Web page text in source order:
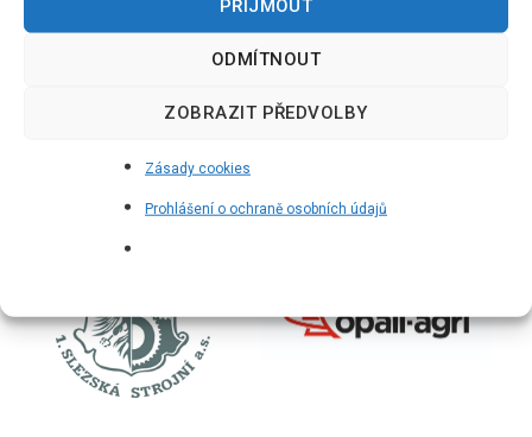
PŘIJMOUT
ODMÍTNOUT
ZOBRAZIT PŘEDVOLBY
Zásady cookies
Prohlášení o ochraně osobních údajů